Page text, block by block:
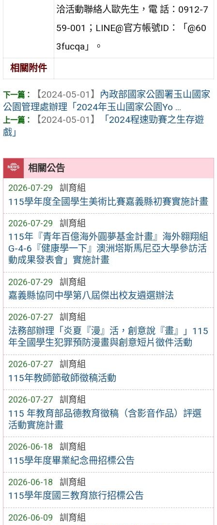
相關公告
2026-07-29 訓育組
115學年度全國學生美術比賽嘉義縣初賽實施計畫
2026-07-29 訓育組
115年『青年百億海外圓夢基金計畫』海外翱翔組
G-4-6『健康學一下』澳洲塔斯馬尼亞大學參訪活
動成果發表會」實施計畫
2026-07-29 訓育組
嘉義縣協同中學第八屆傑出校友遴選辦法
2026-07-27 訓育組
法務部辦理「炎夏『漫』活，創意說『畫』」115
年全國學生犯罪預防漫畫與創意短片徵件活動
2026-07-27 訓育組
115年教師節敬師徵稿活動
2026-07-27 訓育組
115 年教育部品德教育徵稿（含影音作品）評選
活動實施計畫
2026-06-18 訓育組
115學年度畢業紀念冊招標公告
2026-06-18 訓育組
115學年度國三教育旅行招標公告
2026-06-09 訓育組
洽活動聯絡人歐先生，電 話：0912-7
59-001；LINE@官方帳號ID：「@60
3fucqa」。
相關附件
【2024-05-01】 內政部國家公園署玉山國家
公園管理處辦理「2024年玉山國家公園Yo ...
【2024-05-01】
「2024程速勁賽之生存遊
戲」